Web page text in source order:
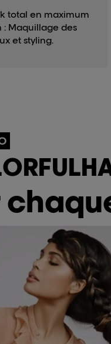
total en maximum
: Maquillage des
et styling.